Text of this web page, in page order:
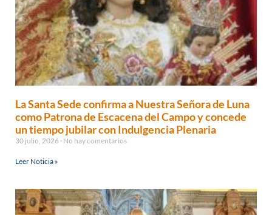
La Santa Sede confirma a Nuestra Señora de Luna
como Patrona de Escacena del Campo y concede
un tiempo jubilar con Indulgencia Plenaria
30 julio, 2026 No hay comentarios
Leer Noticia »